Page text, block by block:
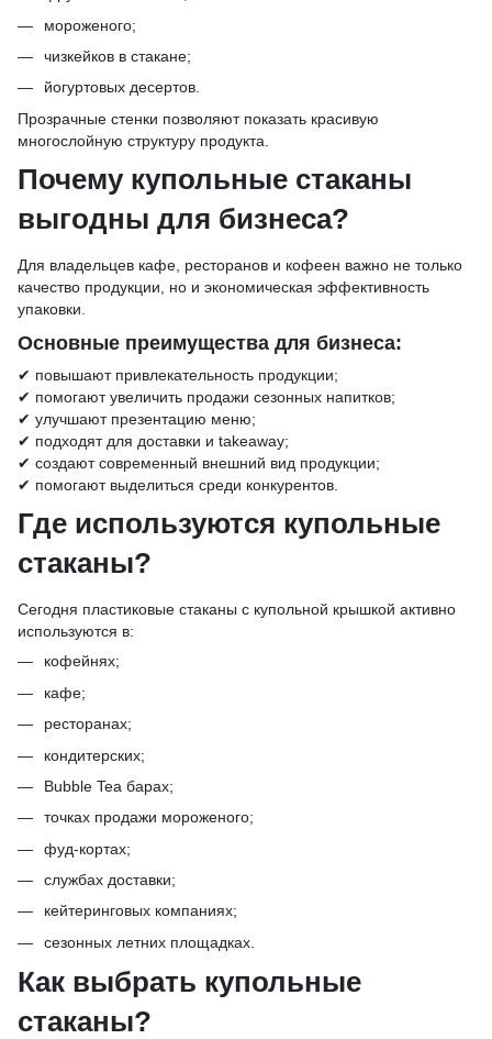
мороженого;
чизкейков в стакане;
йогуртовых десертов.
Прозрачные стенки позволяют показать красивую
многослойную структуру продукта.
Почему купольные стаканы
выгодны для бизнеса?
Для владельцев кафе, ресторанов и кофеен важно не только
качество продукции, но и экономическая эффективность
упаковки.
Основные преимущества для бизнеса:
✔ повышают привлекательность продукции;
✔ помогают увеличить продажи сезонных напитков;
✔ улучшают презентацию меню;
✔ подходят для доставки и takeaway;
✔ создают современный внешний вид продукции;
✔ помогают выделиться среди конкурентов.
Где используются купольные
стаканы?
Сегодня пластиковые стаканы с купольной крышкой активно
используются в:
кофейнях;
кафе;
ресторанах;
кондитерских;
Bubble Tea барах;
точках продажи мороженого;
фуд-кортах;
службах доставки;
кейтеринговых компаниях;
сезонных летних площадках.
Как выбрать купольные
стаканы?